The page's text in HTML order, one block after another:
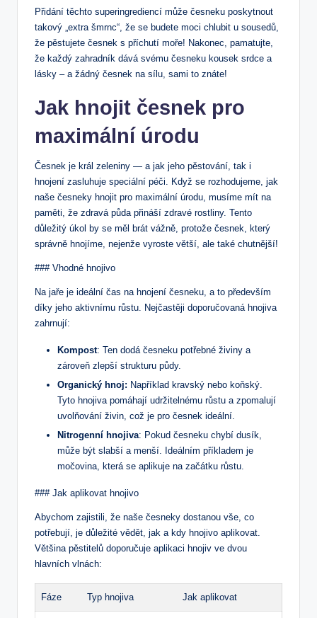
Přidání těchto superingrediencí může česneku poskytnout
takový „extra šmrnc“, že se budete moci chlubit u sousedů,
že pěstujete česnek s příchutí moře! Nakonec, pamatujte,
že každý zahradník dává svému česneku kousek srdce a
lásky – a žádný česnek na sílu, sami to znáte!
Jak hnojit česnek pro
maximální úrodu
Česnek je král zeleniny — a jak jeho pěstování, tak i
hnojení zasluhuje speciální péči. Když se rozhodujeme, jak
naše česneky hnojit pro maximální úrodu, musíme mít na
paměti, že zdravá půda přináší zdravé rostliny. Tento
důležitý úkol by se měl brát vážně, protože česnek, který
správně hnojíme, nejenže vyroste větší, ale také chutnější!
### Vhodné hnojivo
Na jaře je ideální čas na hnojení česneku, a to především
díky jeho aktivnímu růstu. Nejčastěji doporučovaná hnojiva
zahrnují:
Kompost: Ten dodá česneku potřebné živiny a
zároveň zlepší strukturu půdy.
Organický hnoj: Například kravský nebo koňský.
Tyto hnojiva pomáhají udržitelnému růstu a zpomalují
uvolňování živin, což je pro česnek ideální.
Nitrogenní hnojiva: Pokud česneku chybí dusík,
může být slabší a menší. Ideálním příkladem je
močovina, která se aplikuje na začátku růstu.
### Jak aplikovat hnojivo
Abychom zajistili, že naše česneky dostanou vše, co
potřebují, je důležité vědět, jak a kdy hnojivo aplikovat.
Většina pěstitelů doporučuje aplikaci hnojiv ve dvou
hlavních vlnách:
Fáze Typ hnojiva Jak aplikovat